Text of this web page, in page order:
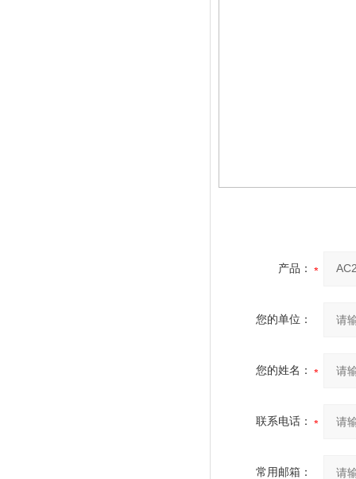
产品：
您的单位：
您的姓名：
联系电话：
常用邮箱：